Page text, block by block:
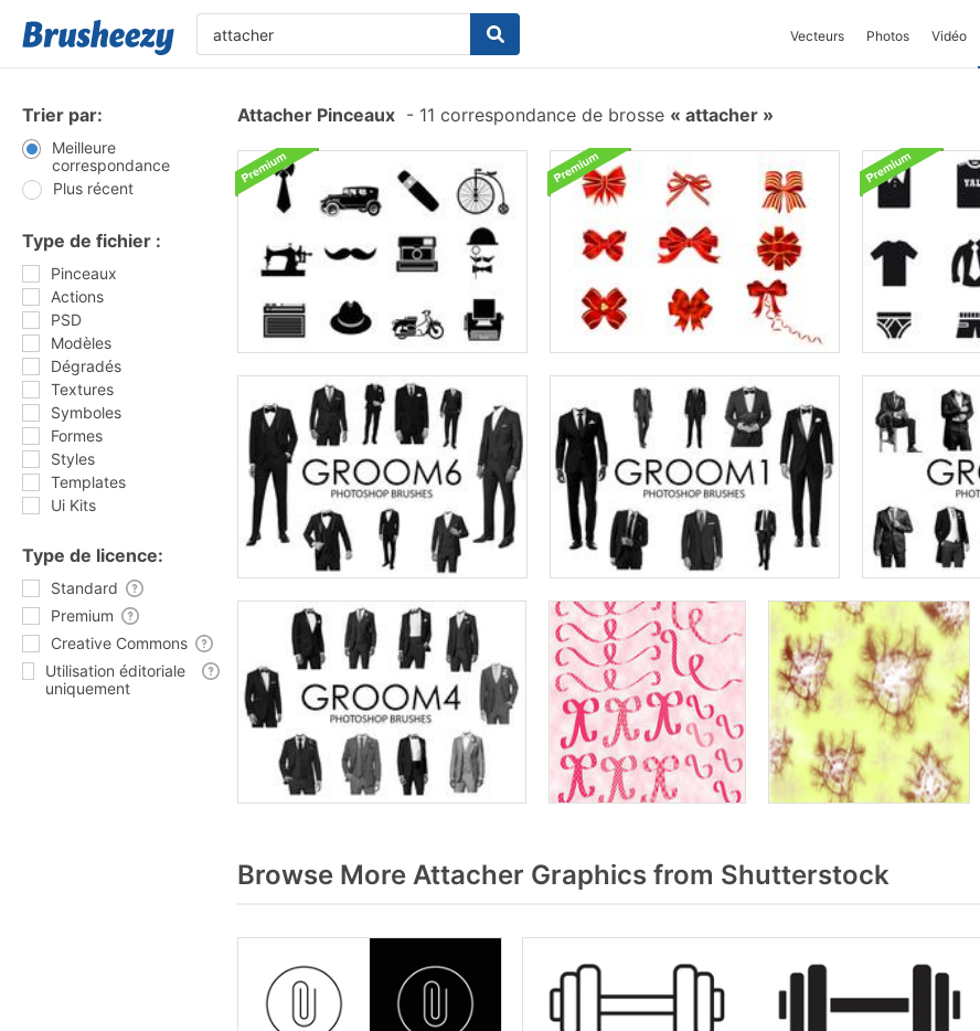
Vecteurs Photos Vidéo
Trier par:
Meilleure
correspondance
Plus récent
Type de fichier :
Pinceaux
Actions
PSD
Modèles
Dégradés
Textures
Symboles
Formes
Styles
Templates
Ui Kits
Type de licence:
Standard
Premium
Creative Commons
Utilisation éditoriale
uniquement
Attacher Pinceaux - 11 correspondance de brosse attacher
Browse More Attacher Graphics from Shutterstock